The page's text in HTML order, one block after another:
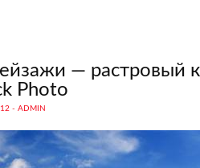
— растровый
Photo
- ADMIN